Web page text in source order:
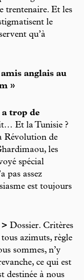
trentenaire. Et les
le
qu’à
anglais au
»
a trop de
Et la Tunisie ?
Révolution de
les
spécial
pas assez
est toujours
> Dossier. Critères
tous azimuts, règle
sommes, n’y
ce qui est
destinée à nous